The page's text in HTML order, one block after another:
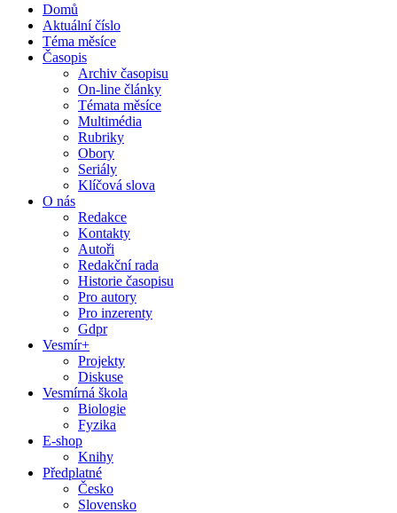
Domů
Aktuální číslo
Téma měsíce
Časopis
Archiv časopisu
On-line články
Témata měsíce
Multimédia
Rubriky
Obory
Seriály
Klíčová slova
O nás
Redakce
Kontakty
Autoři
Redakční rada
Historie časopisu
Pro autory
Pro inzerenty
Gdpr
Vesmír+
Projekty
Diskuse
Vesmírná škola
Biologie
Fyzika
E-shop
Knihy
Předplatné
Česko
Slovensko